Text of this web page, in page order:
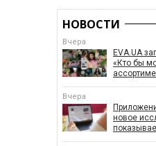
НОВОСТИ
Вчера
EVA.UA
«Кто бы
Вчера
новое